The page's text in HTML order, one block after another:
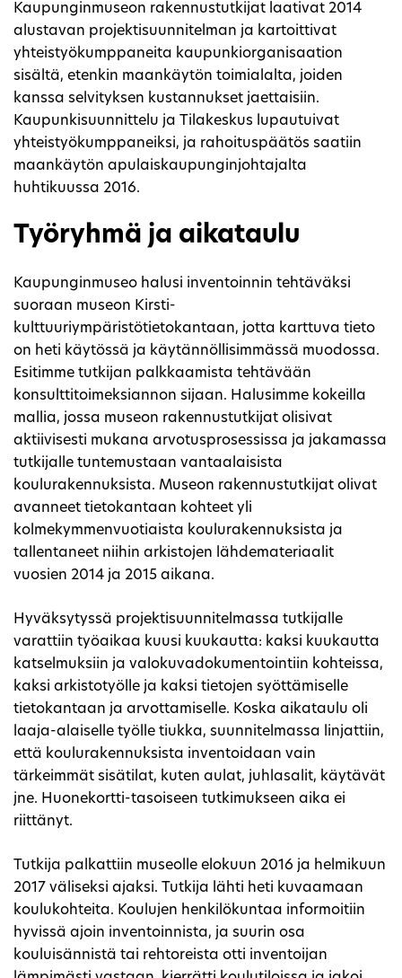
Kaupunginmuseon rakennustutkijat laativat 2014
alustavan projektisuunnitelman ja kartoittivat
yhteistyökumppaneita kaupunkiorganisaation
sisältä, etenkin maankäytön toimialalta, joiden
kanssa selvityksen kustannukset jaettaisiin.
Kaupunkisuunnittelu ja Tilakeskus lupautuivat
yhteistyökumppaneiksi, ja rahoituspäätös saatiin
maankäytön apulaiskaupunginjohtajalta
huhtikuussa 2016.
Työryhmä ja aikataulu
Kaupunginmuseo halusi inventoinnin tehtäväksi
suoraan museon Kirsti-
kulttuuriympäristötietokantaan, jotta karttuva tieto
on heti käytössä ja käytännöllisimmässä muodossa.
Esitimme tutkijan palkkaamista tehtävään
konsulttitoimeksiannon sijaan. Halusimme kokeilla
mallia, jossa museon rakennustutkijat olisivat
aktiivisesti mukana arvotusprosessissa ja jakamassa
tutkijalle tuntemustaan vantaalaisista
koulurakennuksista. Museon rakennustutkijat olivat
avanneet tietokantaan kohteet yli
kolmekymmenvuotiaista koulurakennuksista ja
tallentaneet niihin arkistojen lähdemateriaalit
vuosien 2014 ja 2015 aikana.
Hyväksytyssä projektisuunnitelmassa tutkijalle
varattiin työaikaa kuusi kuukautta: kaksi kuukautta
katselmuksiin ja valokuvadokumentointiin kohteissa,
kaksi arkistotyölle ja kaksi tietojen syöttämiselle
tietokantaan ja arvottamiselle. Koska aikataulu oli
laaja-alaiselle työlle tiukka, suunnitelmassa linjattiin,
että koulurakennuksista inventoidaan vain
tärkeimmät sisätilat, kuten aulat, juhlasalit, käytävät
jne. Huonekortti-tasoiseen tutkimukseen aika ei
riittänyt.
Tutkija palkattiin museolle elokuun 2016 ja helmikuun
2017 väliseksi ajaksi. Tutkija lähti heti kuvaamaan
koulukohteita. Koulujen henkilökuntaa informoitiin
hyvissä ajoin inventoinnista, ja suurin osa
kouluisännistä tai rehtoreista otti inventoijan